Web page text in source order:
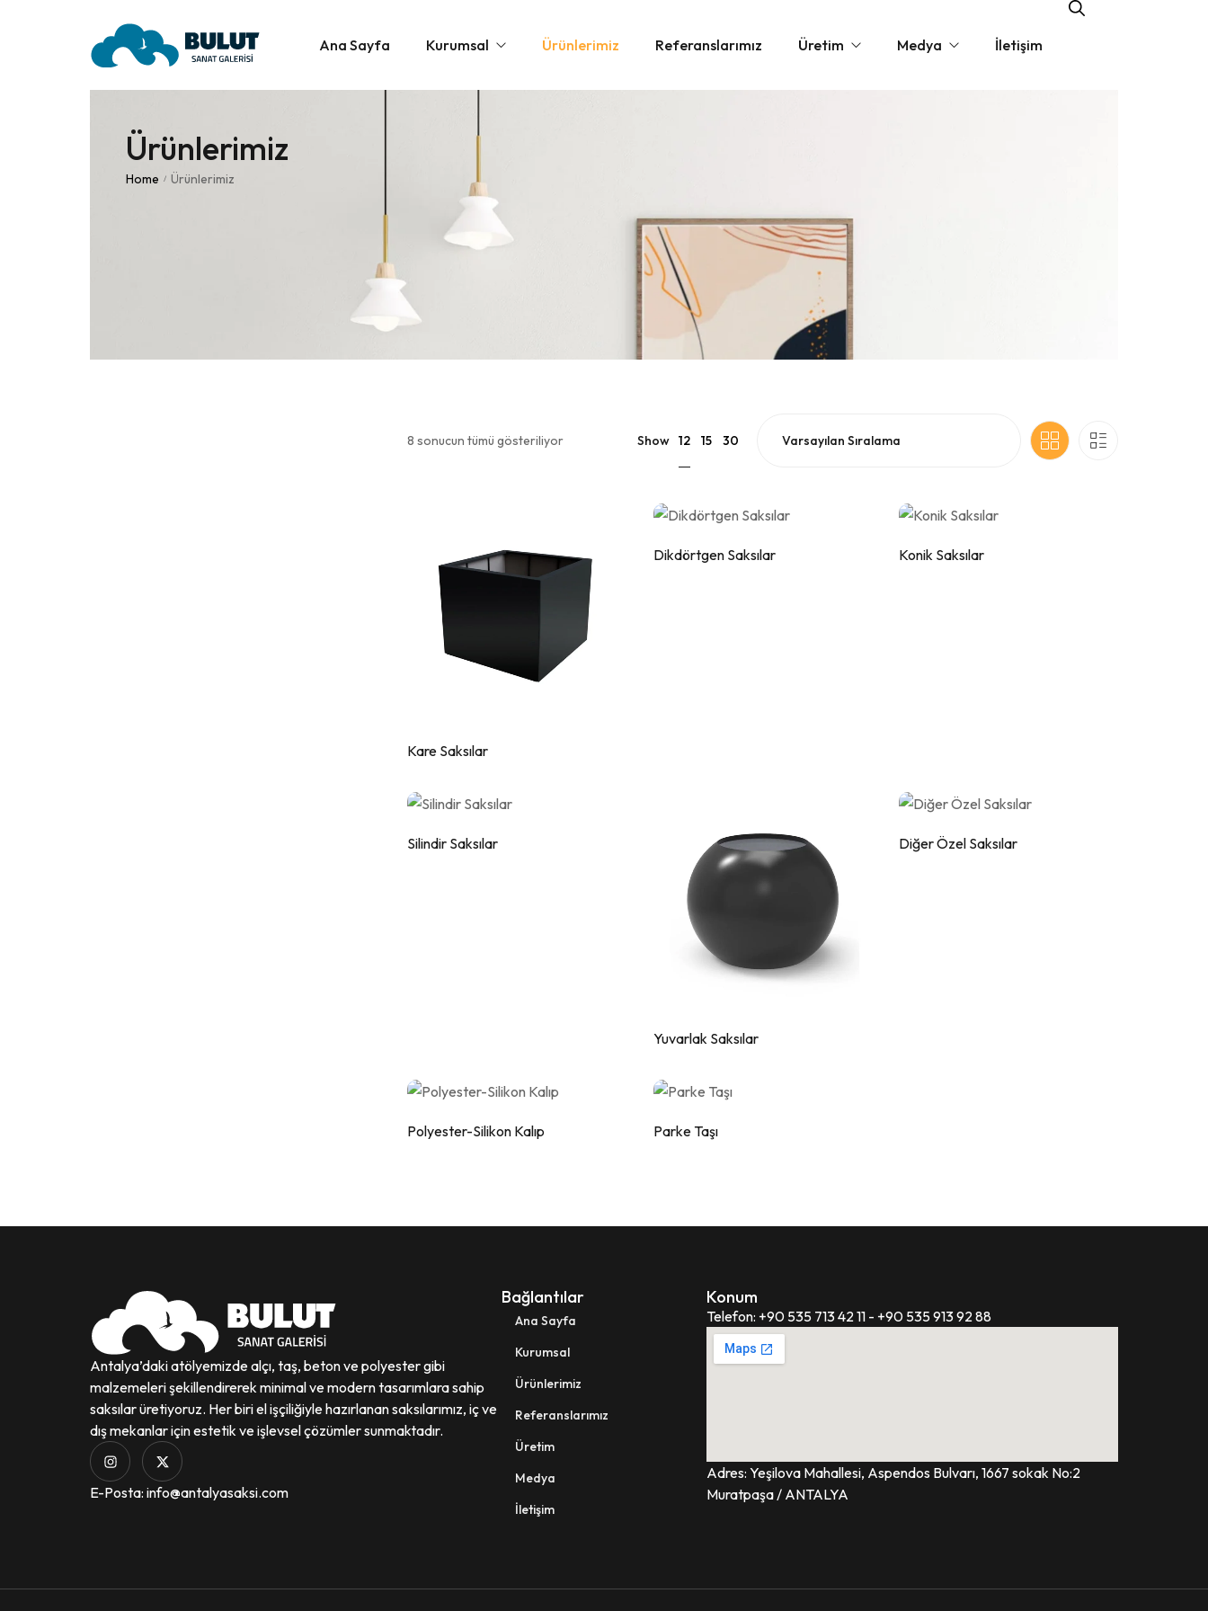
Ana Sayfa Kurumsal Ürünlerimiz Referanslarımız Üretim
Çizimlerimiz
Galeri
Medya İletişim
Ürünlerimiz
Home / Ürünlerimiz
8 sonucun tümü gösteriliyor Show 12 15 30
Kare Saksılar
Dikdörtgen Saksılar Konik Saksılar
Silindir Saksılar
Yuvarlak Saksılar
Diğer Özel Saksılar
Polyester-Silikon Kalıp Parke Taşı
Antalya’daki atölyemizde alçı, taş, beton ve polyester gibi
malzemeleri şekillendirerek minimal ve modern tasarımlara sahip
saksılar üretiyoruz. Her biri el işçiliğiyle hazırlanan saksılarımız, iç ve
dış mekanlar için estetik ve işlevsel çözümler sunmaktadır.
E-Posta: info@antalyasaksi.com
Bağlantılar
Ana Sayfa
Kurumsal
Ürünlerimiz
Referanslarımız
Üretim
Medya
İletişim
Konum
Telefon: +90 535 713 42 11 - +90 535 913 92 88
Adres: Yeşilova Mahallesi, Aspendos Bulvarı, 1667 sokak No:2
Muratpaşa / ANTALYA